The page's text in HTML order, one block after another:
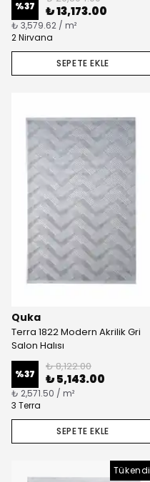
%37 ₺ 13,173.00
₺ 3,579.62 / m²
2 Nirvana
SEPETE EKLE
Quka
Terra 1822 Modern Akrilik Gri
Salon Halısı
%37
₺ 8,122.00
₺ 5,143.00
₺ 2,571.50 / m²
3 Terra
SEPETE EKLE
Tükendi